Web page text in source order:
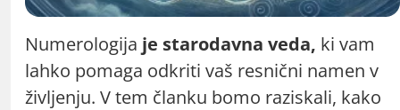
Numerologija je starodavna veda, ki vam
lahko pomaga odkriti vaš resnični namen v
življenju. V tem članku bomo raziskali, kako